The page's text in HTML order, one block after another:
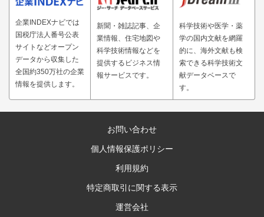
企業INDEXナビでは
国税庁法人番号公表
サイトなどオープン
データから収集した
全国約350万社の企業
情報を提供します。
新聞・雑誌記事、企
業情報、住宅地図や
科学技術情報などを
提供するビジネス情
報サービスです。
科学技術や医学・薬
学の国内文献を網羅
的に、海外文献も検
索できる科学技術文
献データベースで
す。
お問い合わせ
個人情報保護ポリシー
利用規約
特定商取引に関する表示
運営会社